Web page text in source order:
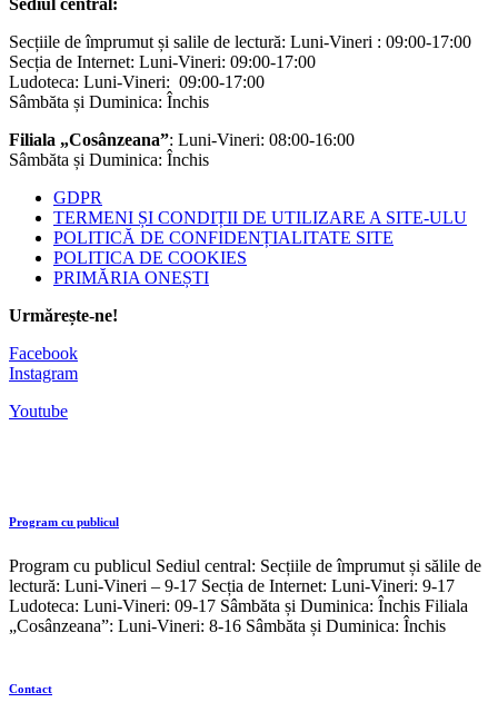
Sediul central:
Secțiile de împrumut și salile de lectură: Luni-Vineri : 09:00-17:00
Secția de Internet: Luni-Vineri: 09:00-17:00
Ludoteca: Luni-Vineri: 09:00-17:00
Sâmbăta și Duminica: Închis
Filiala „Cosânzeana”: Luni-Vineri: 08:00-16:00
Sâmbăta și Duminica: Închis
GDPR
TERMENI ȘI CONDIȚII DE UTILIZARE A SITE-ULU
POLITICĂ DE CONFIDENȚIALITATE SITE
POLITICA DE COOKIES
PRIMĂRIA ONEȘTI
Urmărește-ne!
Facebook
Instagram
Youtube
Program cu publicul
Program cu publicul Sediul central: Secțiile de împrumut și sălile de
lectură: Luni-Vineri – 9-17 Secția de Internet: Luni-Vineri: 9-17
Ludoteca: Luni-Vineri: 09-17 Sâmbăta și Duminica: Închis Filiala
„Cosânzeana”: Luni-Vineri: 8-16 Sâmbăta și Duminica: Închis
Contact